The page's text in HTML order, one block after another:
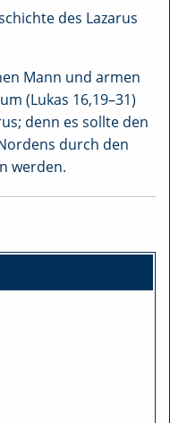
des Lazarus
Mann und armen
(Lukas 16,19–31)
denn es sollte den
durch den
werden.